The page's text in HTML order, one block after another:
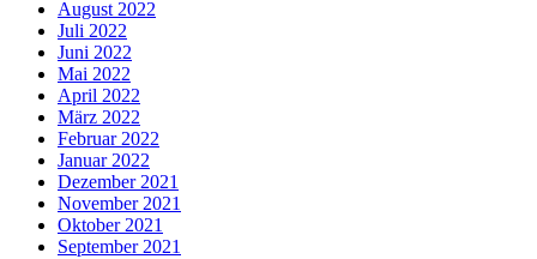
August 2022
Juli 2022
Juni 2022
Mai 2022
April 2022
März 2022
Februar 2022
Januar 2022
Dezember 2021
November 2021
Oktober 2021
September 2021